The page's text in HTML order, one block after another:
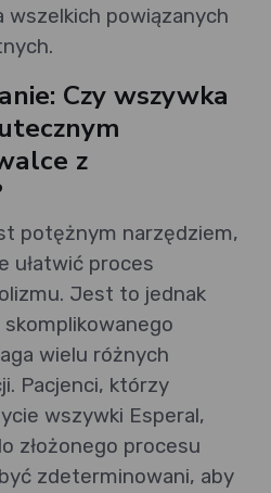
wszelkich powiązanych
Czy wszywka
z
potężnym narzędziem,
ułatwić proces
Jest to jednak
wielu różnych
Pacjenci, którzy
wszywki Esperal,
złożonego procesu
zdeterminowani, aby